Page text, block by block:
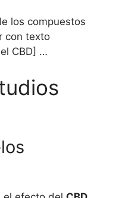
los compuestos
con texto
CBD] …